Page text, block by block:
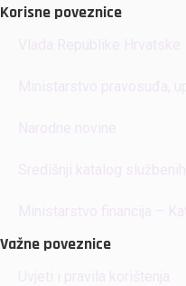
Korisne poveznice
Važne poveznice